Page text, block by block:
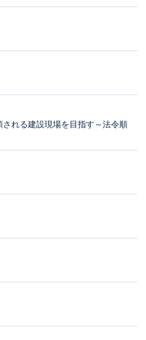
される建設現場を目指す～法令順